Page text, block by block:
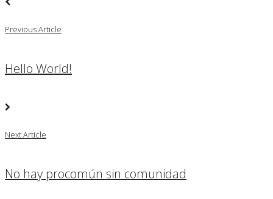
Previous Article
Hello World!
Next Article
No hay procomún sin comunidad